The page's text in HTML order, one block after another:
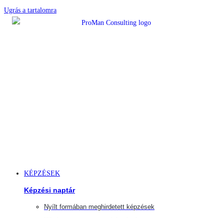
Ugrás a tartalomra
KÉPZÉSEK
Képzési naptár
Nyílt formában meghirdetett képzések